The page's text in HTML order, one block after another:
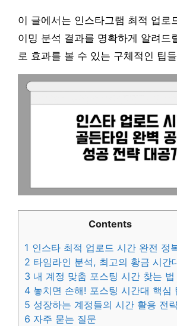
이 글에서는 인스타그램 최적 업로
이밍 분석 결과를 명확하게 알려드
로 효과를 볼 수 있는 구체적인 팁
Contents
1 인스타 최적 업로드 시간 완전 정
2 타임라인 분석, 최고의 황금 시간
3 내 계정 맞춤 포스팅 시간 찾는 법
4 놓치면 손해! 포스팅 시간대 핵심
5 성장하는 계정들의 시간 활용 전
6 자주 묻는 질문